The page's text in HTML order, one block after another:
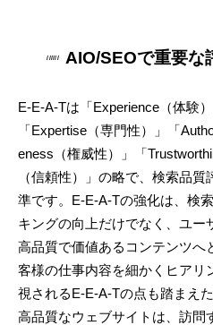
AIO/SEOで重要な
E-E-A-Tは「Experience（体験）
「Expertise（専門性）」「
eness（権威性）」「
（信頼性）」の略で、検索品質
準です。E-E-A-Tの強化は、検
キングの向上だけでなく、ユー
高品質で価値あるコンテンツへ
客様の仕事内容を細かくヒアリ
視されるE-E-A-Tの点も踏まえ
高品質なウェブサイトは、訪問